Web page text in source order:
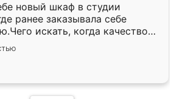
новый шкаф в студии
ранее заказывала себе
искать, когда качеством
Служит кухня уже почти
нет.